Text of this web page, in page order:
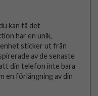
kan få det
har en unik,
sticker ut från
av de senaste
din telefon inte bara
en förlängning av din